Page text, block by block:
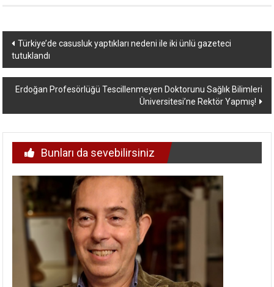
Yazı
dolaşımı
Türkiye’de casusluk yaptıkları nedeni ile iki ünlü gazeteci
tutuklandı
Erdoğan Profesörlüğü Tescillenmeyen Doktorunu Sağlık Bilimleri
Üniversitesi’ne Rektör Yapmış!
Bunları da sevebilirsiniz